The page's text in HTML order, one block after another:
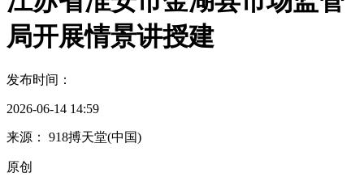
局开展情景讲授建
发布时间：
2026-06-14 14:59
来源： 918搏天堂(中国)
原创